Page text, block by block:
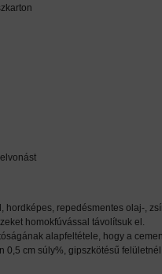
hordképes, repedésmentes olaj-,
homokfúvással távolítsuk el.
alapfeltétele, hogy a
0,5 cm súly%, gipszkötésű